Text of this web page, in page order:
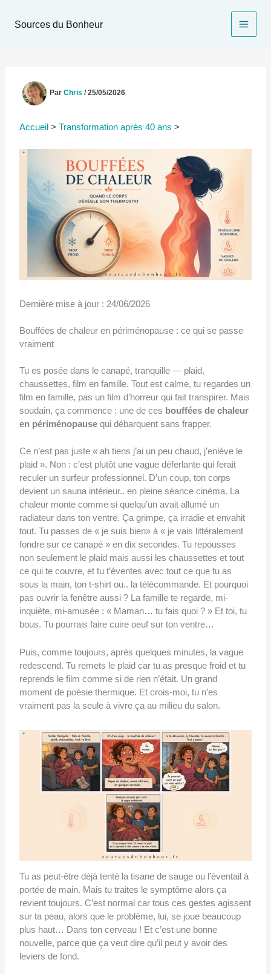
Sources du Bonheur
Par Chris /25/05/2026
Accueil > Transformation après 40 ans >
24/06/2026
Bouffées de chaleur en périménopause : ce qui se passe
vraiment
Tu es posée dans le canapé, tranquille — plaid,
chaussettes, film en famille. Tout est calme, tu regardes un
film en famille, pas un film d’horreur qui fait transpirer. Mais
soudain, ça commence : une de ces bouffées de chaleur
en périménopausequi débarquent sans frapper.
Ce n’est pas juste « ah tiens j’ai un peu chaud, j’enlève le
plaid ». Non : c’est plutôt une vague déferlante qui ferait
reculer un surfeur professionnel. D’un coup, ton corps
devient un sauna intérieur.. en pleine séance cinéma. La
chaleur monte comme si quelqu’un avait allumé un
radiateur dans ton ventre. Ça grimpe, ça irradie et envahit
tout. Tu passes de « je suis bien» à « je vais littéralement
fondre sur ce canapé » en dix secondes. Tu repousses
non seulement le plaid mais aussi les chaussettes et tout
ce qui te couvre, et tu t’éventes avec tout ce que tu as
sous la main, ton t-shirt ou.. la télécommande. Et pourquoi
pas ouvrir la fenêtre aussi ? La famille te regarde, mi-
inquiète, mi-amusée : « Maman… tu fais quoi ? » Et toi, tu
bous. Tu pourrais faire cuire oeuf sur ton ventre…
Puis, comme toujours, après quelques minutes, la vague
redescend. Tu remets le plaid car tu as presque froid et tu
reprends le film comme si de rien n’était. Un grand
moment de poésie thermique. Et crois-moi, tu n’es
vraiment pas la seule à vivre ça au milieu du salon.
Tu as peut-être déjà tenté la tisane de sauge ou l’éventail à
portée de main. Mais tu traites le symptôme alors ça
revient toujours. C’est normal car tous ces gestes agissent
sur ta peau, alors que le problème, lui, se joue beaucoup
plus haut… Dans ton cerveau ! Et c’est une bonne
nouvelle, parce que ça veut dire qu’il peut y avoir des
leviers de fond.